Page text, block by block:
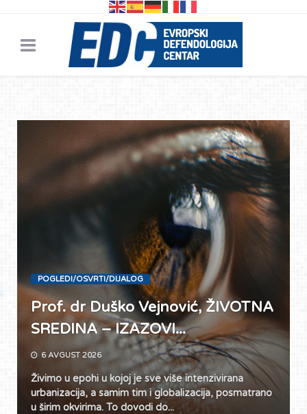
POGLEDI/OSVRTI/DIJALOG
Prof. dr Duško Vejnović, ŽIVOTNA
SREDINA – IZAZOVI...
6 AVGUST 2026
Živimo u epohi u kojoj je sve više intenzivirana
urbanizacija, a samim tim i globalizacija, posmatrano
u širim okvirima. To dovodi do...